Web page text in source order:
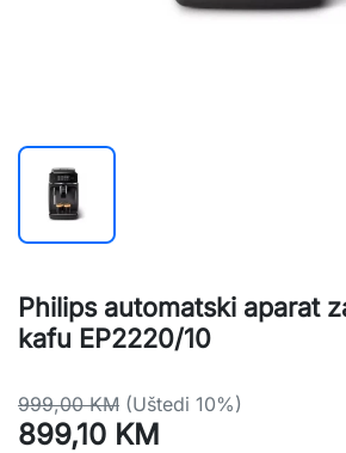
Philips automatski aparat
kafu EP2220/10
999,00 KM (Uštedi 10%)
899,10 KM